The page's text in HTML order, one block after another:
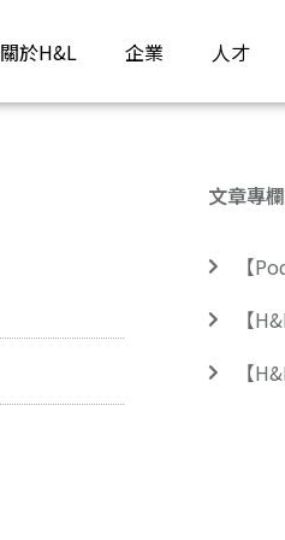
關於H&L 企業 人才
文章專欄
【
【
【